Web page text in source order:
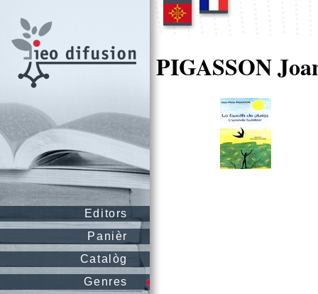
Editors
Panièr
Catalòg
Genres
PIGASSON